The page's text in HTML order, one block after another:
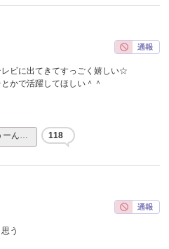
ビに出てきてすっごく嬉しい☆
かで活躍してほしい＾＾
ーん… 118
う